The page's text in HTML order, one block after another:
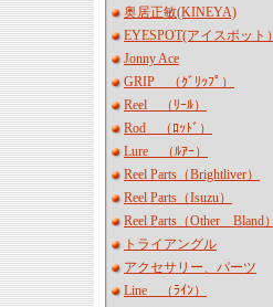
奥居正敏(KINEYA)
EYESPOT(アイスポット）
Jonny Ace
GRIP （ｸﾞﾘｯﾌﾟ）
Reel （ﾘｰﾙ）
Rod （ﾛｯﾄﾞ）
Lure （ﾙｱｰ）
Reel Parts（Brightliver）
Reel Parts（Isuzu）
Reel Parts（Other Bland）
トライアングル
アクセサリー、パーツ
Line （ﾗｲﾝ）